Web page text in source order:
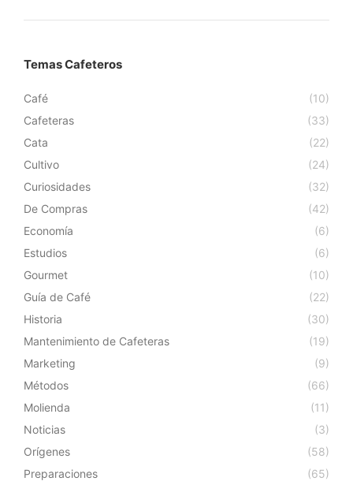
Temas Cafeteros
Café
(10)
Cafeteras
(33)
Cata
(22)
Cultivo
(24)
Curiosidades
(32)
De Compras
(42)
Economía
(6)
Estudios
(6)
Gourmet
(10)
Guía de Café
(22)
Historia
(30)
Mantenimiento de Cafeteras
(19)
Marketing
(9)
Métodos
(66)
Molienda
(11)
Noticias
(3)
Orígenes
(58)
Preparaciones
(65)